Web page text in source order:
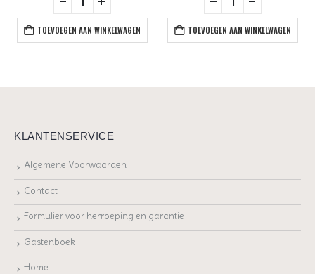
TOEVOEGEN AAN WINKELWAGEN TOEVOEGEN AAN WINKELWAGEN
KLANTENSERVICE
Algemene Voorwaarden
Contact
Formulier voor herroeping en garantie
Gastenboek
Home